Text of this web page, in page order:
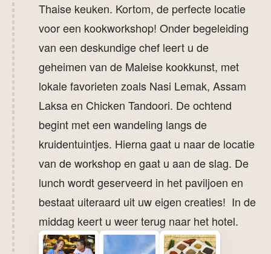
Thaise keuken. Kortom, de perfecte locatie
voor een kookworkshop! Onder begeleiding
van een deskundige chef leert u de
geheimen van de Maleise kookkunst, met
lokale favorieten zoals Nasi Lemak, Assam
Laksa en Chicken Tandoori. De ochtend
begint met een wandeling langs de
kruidentuintjes. Hierna gaat u naar de locatie
van de workshop en gaat u aan de slag. De
lunch wordt geserveerd in het paviljoen en
bestaat uiteraard uit uw eigen creaties! In de
middag keert u weer terug naar het hotel.